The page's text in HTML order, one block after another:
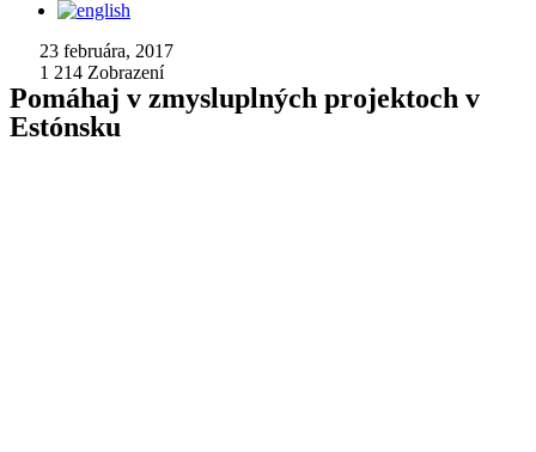
23 februára, 2017
1 214 Zobrazení
Pomáhaj v zmysluplných projektoch v
Estónsku